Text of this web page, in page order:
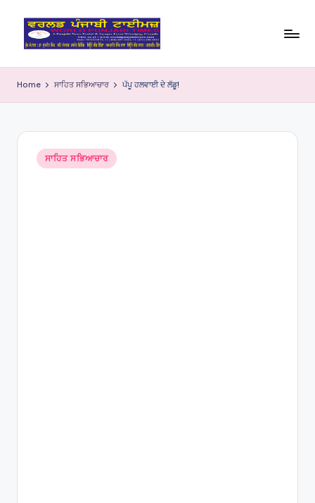
o
rl
d
Home ਸਾਹਿਤ ਸਭਿਆਚਾਰ ਪੱਪੂ ਹਲਵਾਈ ਦੇ ਲੱਡੂ!
Posted
in
ਸਾਹਿਤ ਸਭਿਆਚਾਰ